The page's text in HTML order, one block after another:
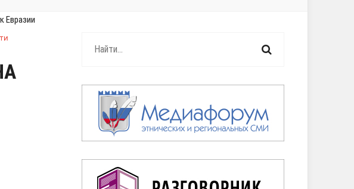
Евразии